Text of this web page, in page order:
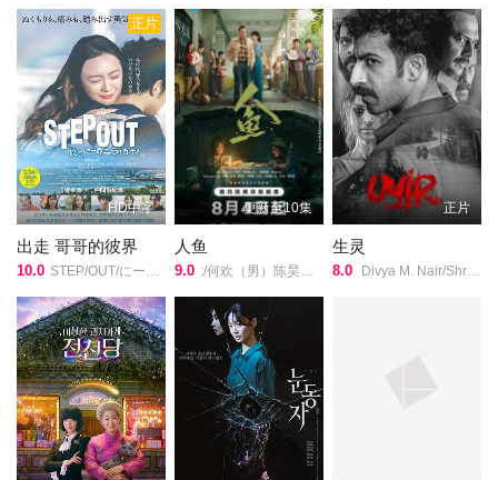
第31集 第32集 第33集
第34集
胡耘豪
王茜华
丁勇岱
主演,
张珂
宋业明
导演的《种墨园》在线观看,《种墨园》百度云网盘资源以及《种墨
园》高清mp4迅雷下载，希望您能喜欢！
在北京工作的林依然，因母亲患病，选择回乡后考公到桃花镇，在
经发办任职。林依然看到以千年宣家为代表的传统宣纸产业艰难求
存，为了拯救传统宣纸产业，她通过开发宣纸笔记本业务、去北京
拉宣纸壁纸订单、操办文房四宝文化节等，努力帮助桃花镇宣纸产
业走出经营困境，也完成了她对这方水土从陌生到了解、从责任再
到热爱的成长历程。她也逐渐发现，一直钻研宣纸文创，看起来不
务正业的宣纸匠人宣楌，其实和她一样，一直在为宣纸产业摸索一
正片
HD中字
出走 哥哥的彼界
10.0 STEP/OUT/にーにーのニライカナイ/
更新至10集
人鱼
9.0 :/何欢（男）陈昊明卢鑫仁青娜姆/
正片
生灵
8.0 Divya M. Nair/Shruthy Menon/苏迪普/赛亚米·凯尔/罗尚·马修/维诺德·萨加尔/